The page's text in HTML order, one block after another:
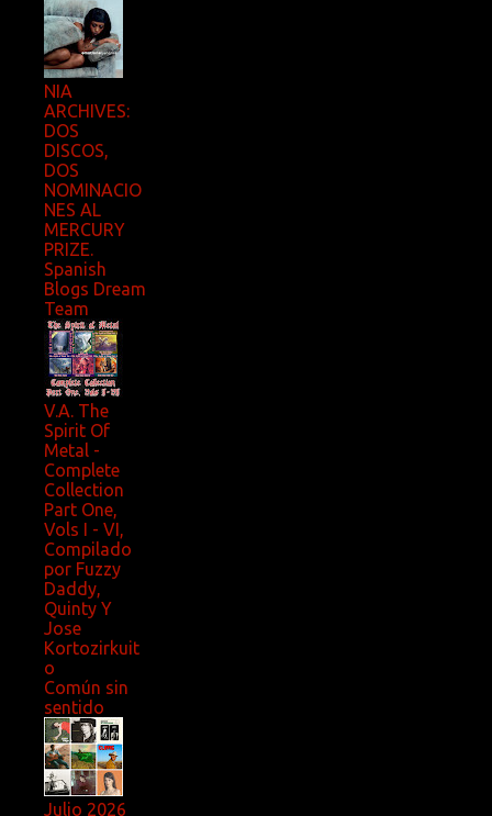
NIA
ARCHIVES:
DOS
DISCOS,
DOS
NOMINACIO
NES AL
MERCURY
PRIZE.
Spanish
Blogs Dream
Team
V.A. The
Spirit Of
Metal -
Complete
Collection
Part One,
Vols I - VI,
Compilado
por Fuzzy
Daddy,
Quinty Y
Jose
Kortozirkuit
o
Común sin
sentido
Julio 2026